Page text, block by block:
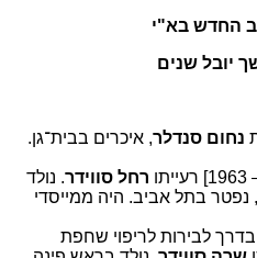
החדש בא"י
יובל שנים
נחום סנדלר, איכרים בבית־גן.
רחל סווידר. נולד
בתל אביב. היה ממייסדי